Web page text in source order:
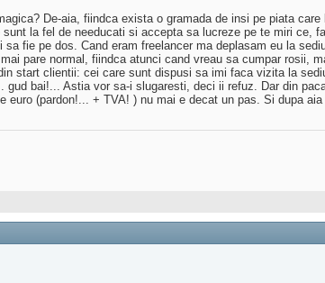
De-aia, fiindca exista o gramada de insi pe piata
la fel de needucati si accepta sa lucreze pe te miri
sa fie pe dos. Cand eram freelancer ma deplasam eu la
pare normal, fiindca atunci cand vreau sa cumpar
start clientii: cei care sunt dispusi sa imi faca vizita la
gud bai!... Astia vor sa-i slugaresti, deci ii refuz. Dar din
euro (pardon!... + TVA! ) nu mai e decat un pas. Si dupa